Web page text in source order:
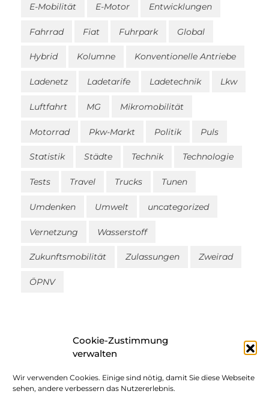
Cookie-Zustimmung
verwalten
Wir verwenden Cookies. Einige sind nötig, damit Sie diese Webseite
sehen, andere verbessern das Nutzererlebnis.
E-Mobilität E-Motor Entwicklungen
Fahrrad Fiat Fuhrpark Global
Hybrid Kolumne Konventionelle Antriebe
Ladenetz Ladetarife Ladetechnik Lkw
Luftfahrt MG Mikromobilität
Motorrad Pkw-Markt Politik Puls
Statistik Städte Technik Technologie
Tests Travel Trucks Tunen
Umdenken Umwelt uncategorized
Vernetzung Wasserstoff
Zukunftsmobilität Zulassungen Zweirad
ÖPNV
Impressum